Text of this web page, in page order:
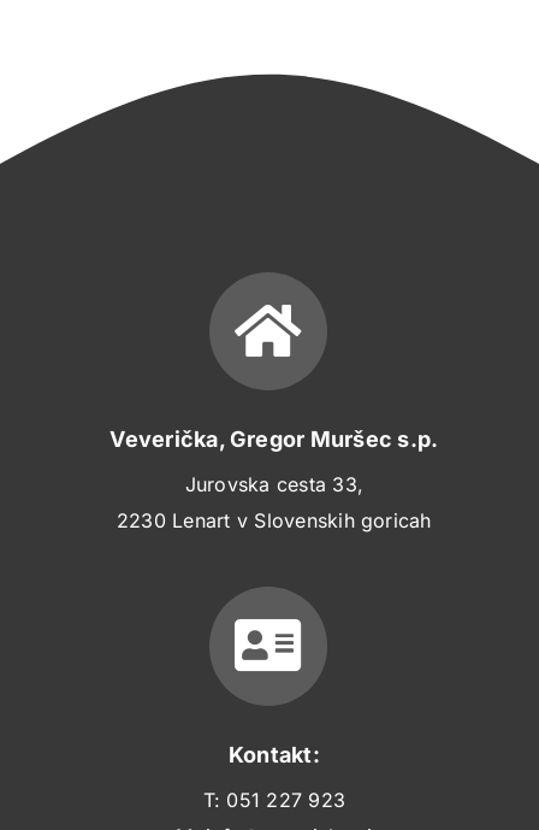
Veverička, Gregor Muršec s.p.
Jurovska cesta 33,
2230 Lenart v Slovenskih goricah
Kontakt:
T: 051 227 923